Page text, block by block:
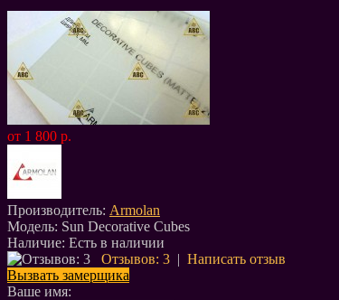
от 1 800 р.
Производитель: Armolan
Модель: Sun Decorative Cubes
Наличие: Есть в наличии
Отзывов: 3 | Написать отзыв
Вызвать замерщика
Ваше имя: